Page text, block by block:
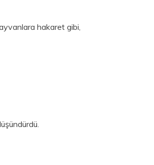
hakaret gibi,